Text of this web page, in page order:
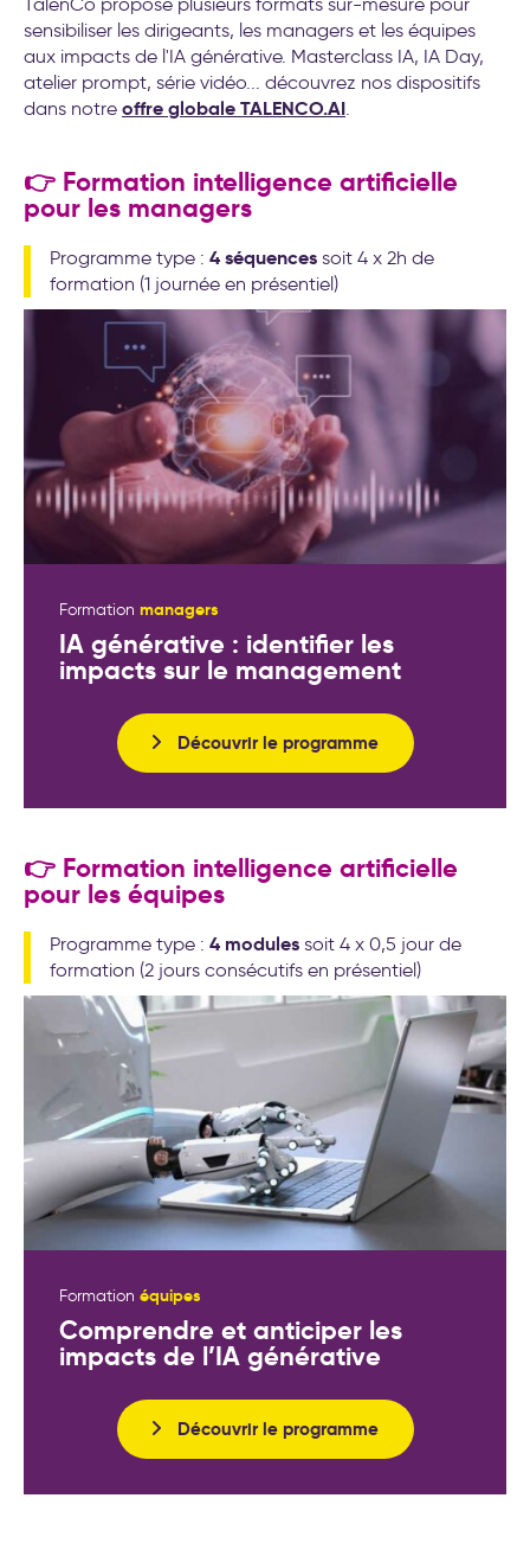
sensibiliser les dirigeants, les managers et les équipes
aux impacts de l'IA générative. Masterclass IA, IA Day,
atelier prompt, série vidéo... découvrez nos dispositifs
dans notre offre globale TALENCO.AI.
👉 Formation intelligence artificielle
pour les managers
Programme type : 4 séquences soit 4 x 2h de
formation (1 journée en présentiel)
Formation managers
IA générative : identifier les
impacts sur le management
Découvrir le programme
👉 Formation intelligence artificielle
pour les équipes
Programme type : 4 modules soit 4 x 0,5 jour de
formation (2 jours consécutifs en présentiel)
Formation équipes
Comprendre et anticiper les
impacts de l’IA générative
Découvrir le programme